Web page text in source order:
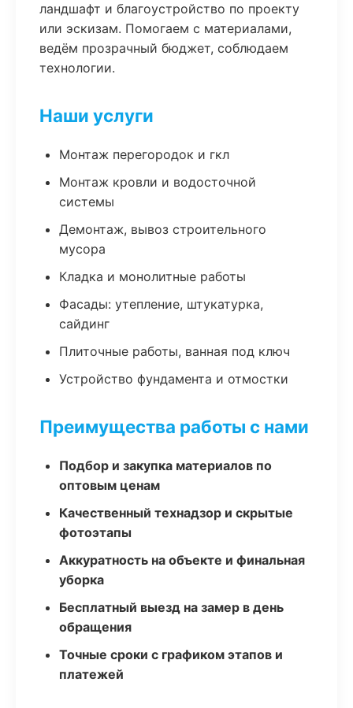
ландшафт и благоустройство по проекту
или эскизам. Помогаем с материалами,
ведём прозрачный бюджет, соблюдаем
технологии.
Наши услуги
Монтаж перегородок и гкл
Монтаж кровли и водосточной
системы
Демонтаж, вывоз строительного
мусора
Кладка и монолитные работы
Фасады: утепление, штукатурка,
сайдинг
Плиточные работы, ванная под ключ
Устройство фундамента и отмостки
Преимущества работы с нами
Подбор и закупка материалов по
оптовым ценам
Качественный технадзор и скрытые
фотоэтапы
Аккуратность на объекте и финальная
уборка
Бесплатный выезд на замер в день
обращения
Точные сроки с графиком этапов и
платежей